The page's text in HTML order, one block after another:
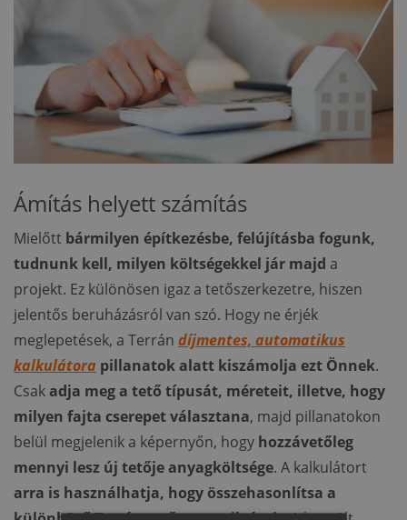
Ámítás helyett számítás
Mielőtt bármilyen építkezésbe, felújításba fogunk,
tudnunk kell, milyen költségekkel jár majd a
projekt. Ez különösen igaz a tetőszerkezetre, hiszen
jelentős beruházásról van szó. Hogy ne érjék
meglepetések, a Terrán díjmentes, automatikus
kalkulátora pillanatok alatt kiszámolja ezt Önnek.
Csakadja meg a tető típusát, méreteit, illetve, hogy
milyen fajta cserepet választana, majd pillanatokon
belül megjelenik a képernyőn, hogy hozzávetőleg
mennyi lesz új tetője anyagköltsége. A kalkulátort
arra is használhatja, hogy összehasonlítsa a